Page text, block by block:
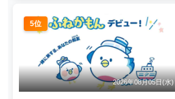
5位
2026年08月05日(水)